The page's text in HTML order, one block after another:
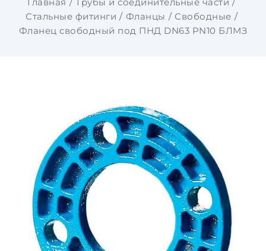
Стальные фитинги
Фланцы
Свободные
Фланец свободный под ПНД DN63 PN10 БЛМЗ